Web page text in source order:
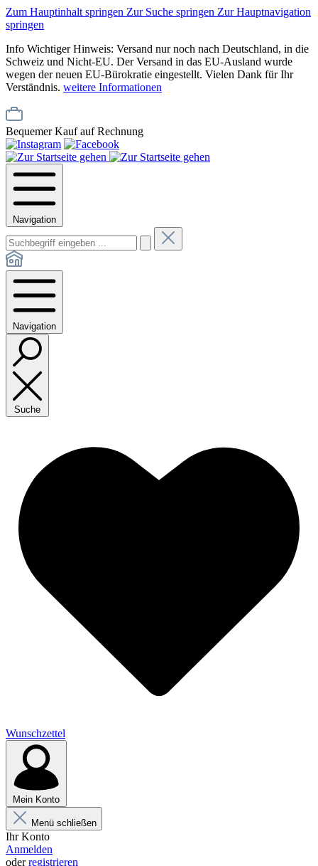
Zum Hauptinhalt springen Zur Suche springen Zur Hauptnavigation
springen
Info Wichtiger Hinweis: Versand nur noch nach Deutschland, in die
Schweiz und Nicht-EU. Der Versand in das EU-Ausland wurde
wegen der neuen EU-Bürokratie eingestellt. Vielen Dank für Ihr
Verständnis. weitere Informationen
Bequemer Kauf auf Rechnung
Navigation
Navigation
Suche
Wunschzettel
Mein Konto
Menü schließen
Ihr Konto
Anmelden
oderregistrieren